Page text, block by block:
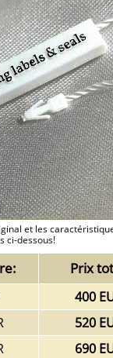
et les
ci-dessous!
Prix
400
520
690